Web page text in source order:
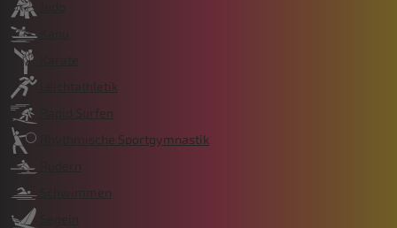
Leichtathletik
Rapid Surfen
Rhythmische Sportgymnastik
Rudern
Schwimmen
Segeln